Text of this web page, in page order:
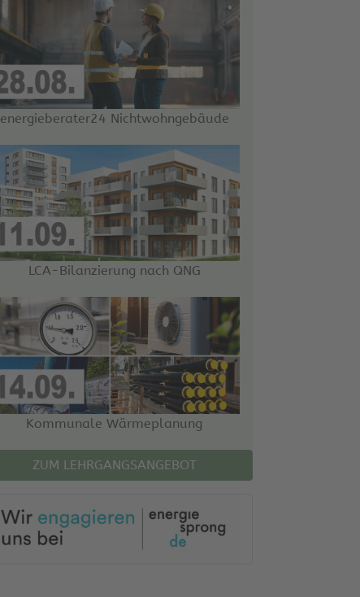
energieberater24 Nichtwohngebäude
LCA-Bilanzierung nach QNG
Kommunale Wärmeplanung
ZUM LEHRGANGSANGEBOT